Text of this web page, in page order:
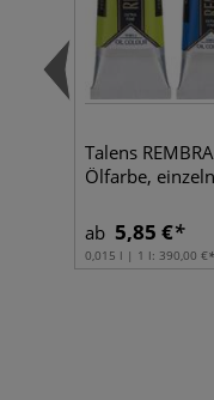
Talens
Ölfarbe, einzeln
ab 5,85 €
0,015 l | 1 l: 390,00 €